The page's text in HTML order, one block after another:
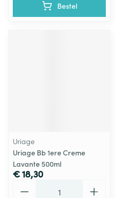
Bestel
Uriage
Uriage Bb 1ere Creme
Lavante 500ml
€ 18,30